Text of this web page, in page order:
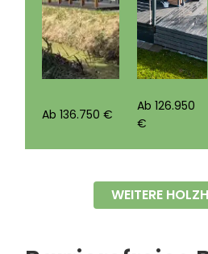
Ab 136.750 €
Ab 126.950
€
WEITERE